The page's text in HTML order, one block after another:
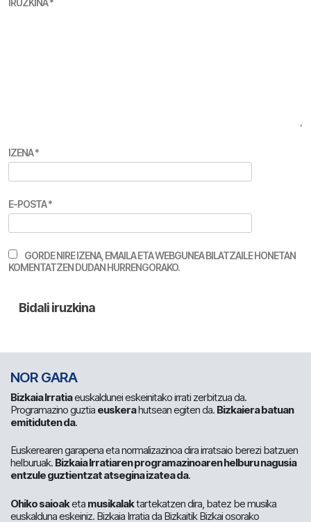
IZENA*
E-POSTA*
GORDE NIRE IZENA, EMAILA ETA WEBGUNEA BILATZAILE HONETAN
KOMENTATZEN DUDAN HURRENGORAKO.
NOR GARA
Bizkaia Irratiaeuskaldunei eskeinitako irrati zerbitzua da.
Programazino guztia euskerahutsean egiten da. Bizkaiera batuan
emitiduten da.
Euskerearen garapena eta normalizazinoa dira irratsaio berezi batzuen
helburuak. Bizkaia Irratiaren programazinoaren helburu nagusia
entzule guztientzat atsegina izatea da.
Ohiko saioaketa musikalaktartekatzen dira, batez be musika
euskalduna eskeiniz. Bizkaia Irratia da Bizkaitik Bizkai osorako